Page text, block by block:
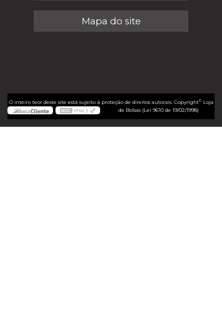
Mapa do site
O inteiro teor deste site está sujeito à proteção de direitos autorais. Copyright©Loja
de Bolsas (Lei 9610 de 19/02/1998)